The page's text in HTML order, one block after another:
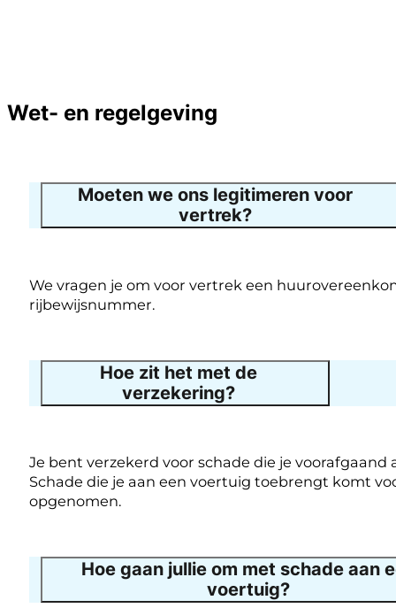
Wet- en regelgeving
Moeten we ons legitimeren voor
vertrek?
We vragen je om voor vertrek een
rijbewijsnummer.
Hoe zit het met de
verzekering?
Je bent verzekerd voor schade die je
Schade die je aan een voertuig toebrengt komt
opgenomen.
Hoe gaan jullie om met schade aan
voertuig?